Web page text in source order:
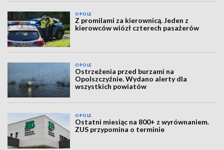
OPOLE
Z promilami za kierownicą. Jeden z
kierowców wiózł czterech pasażerów
OPOLE
Ostrzeżenia przed burzami na
Opolszczyźnie. Wydano alerty dla
wszystkich powiatów
OPOLE
Ostatni miesiąc na 800+ z wyrównaniem.
ZUS przypomina o terminie